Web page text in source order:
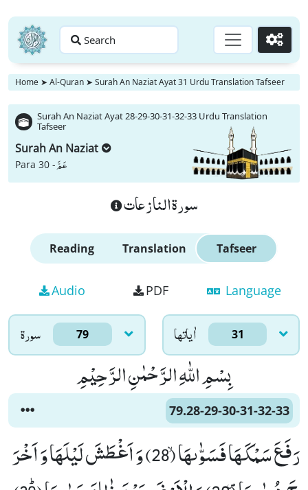
Search Go
Home ➤ Al-Quran ➤ Surah An Naziat Ayat 31 Urdu Translation Tafseer
Surah An Naziat Ayat 28-29-30-31-32-33 Urdu Translation
Tafseer
Surah An Naziat
Para 30 -عَمَّ
سورة النازعات
Reading Translation Tafseer
Audio PDF Language
سورۃ 79 اٰياتها 31
بِسْمِ اللّٰهِ الرَّحْمٰنِ الرَّحِیْمِ
79.28-29-30-31-32-33
رَفَعَ سَمْكَهَا فَسَوّٰىهَاۙ (28) وَ اَغْطَشَ لَیْلَهَا وَ اَخْرَ